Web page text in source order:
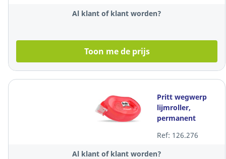
Al klant of klant worden?
Toon me de prijs
Pritt wegwerp
lijmroller,
permanent
Ref: 126.276
Al klant of klant worden?